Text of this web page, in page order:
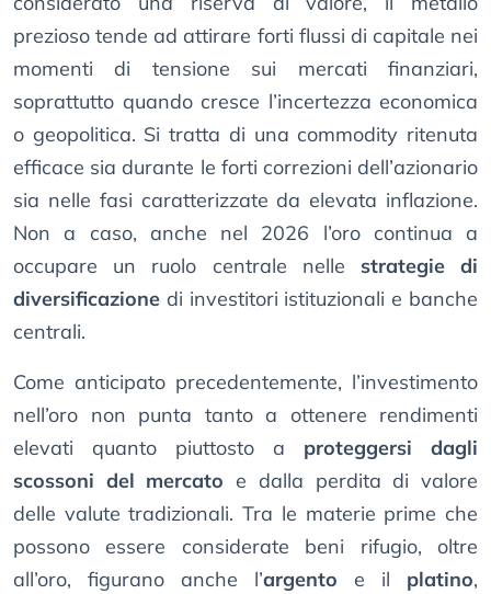
prezioso tende ad attirare forti flussi di capitale nei
momenti di tensione sui mercati finanziari,
soprattutto quando cresce l’incertezza economica
o geopolitica. Si tratta di una commodity ritenuta
efficace sia durante le forti correzioni dell’azionario
sia nelle fasi caratterizzate da elevata inflazione.
Non a caso, anche nel 2026 l’oro continua a
occupare un ruolo centrale nelle strategie di
diversificazione di investitori istituzionali e banche
centrali.
Come anticipato precedentemente, l’investimento
nell’oro non punta tanto a ottenere rendimenti
elevati quanto piuttosto a proteggersi dagli
scossoni del mercato e dalla perdita di valore
delle valute tradizionali. Tra le materie prime che
possono essere considerate beni rifugio, oltre
all’oro, figurano anche l’argento e il platino,